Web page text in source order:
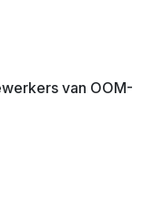
van OOM-